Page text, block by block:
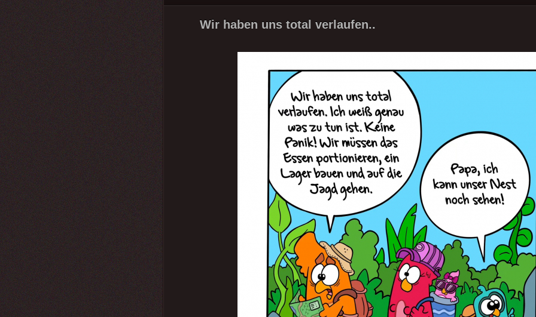
Wir haben uns total verlaufen..